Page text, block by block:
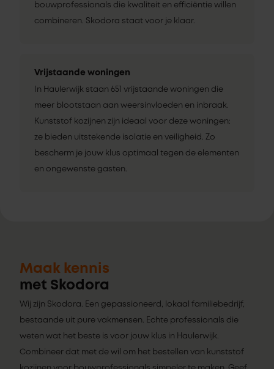
bouwprofessionals die kwaliteit en efficiëntie willen
combineren. Skodora staat voor je klaar.
Vrijstaande woningen
In Haulerwijk staan 651 vrijstaande woningen die
meer blootstaan aan weersinvloeden en inbraak.
Kunststof kozijnen zijn ideaal voor deze woningen:
ze bieden uitstekende isolatie en veiligheid. Zo
bescherm je jouw klus optimaal tegen de elementen
en ongewenste gasten.
Maak kennis
met Skodora
Wij zijn Skodora. Een gepassioneerd, lokaal familiebedrijf,
bestaande uit pure vakmensen. Echte professionals die
weten wat het beste is voor jouw klus in Haulerwijk.
Combineer dat met de wil om het bestellen van kunststof